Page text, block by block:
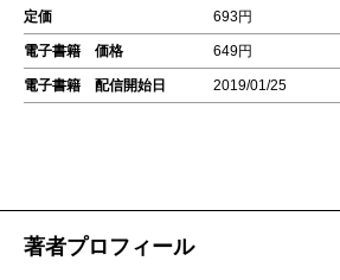
定価 693円
電子書籍 価格 649円
電子書籍 配信開始日 2019/01/25
著者プロフィール